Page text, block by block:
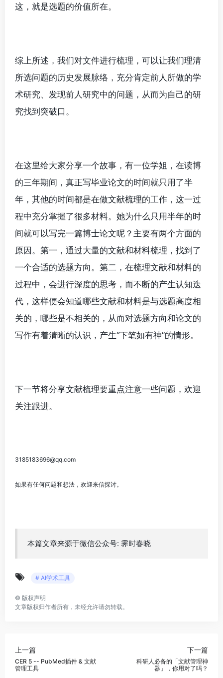
这，就是选题的价值所在。
综上所述，我们对文件进行梳理，可以让我们理清
所选问题的历史发展脉络，充分肯定前人所做的学
术研究、发现前人研究中的问题，从而为自己的研
究找到突破口。
在这里给大家分享一个故事，有一位学姐，在读博
的三年期间，真正写毕业论文的时间就只用了半
年，其他的时间都是在做文献梳理的工作，这一过
程中充分掌握了很多材料。她为什么只用半年的时
间就可以写完一篇博士论文呢？主要有两个方面的
原因。第一，通过大量的文献和材料梳理，找到了
一个合适的选题方向。第二， 在梳理文献和材料的
过程中，会进行深度的思考，而不断的产生认知迭
代，这样便会知道哪些文献和材料是与选题高度相
关的，哪些是不相关的，从而对选题方向和论文的
写作有着清晰的认识，产生“下笔如有神”的情形。
下一节将分享文献梳理要重点注意一些问题，欢迎
关注跟进。
3185183696@qq.com
如果有任何问题和想法，欢迎来信探讨。
本篇文章来源于微信公众号: 霁时春晓
# AI学术工具
© 版权声明
文章版权归作者所有，未经允许请勿转载。
上一篇
CER 5 -- PubMed插件 & 文献
管理工具
下一篇
科研人必备的「文献管理神
器」，你用对了吗？